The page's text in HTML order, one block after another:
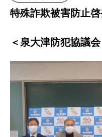
特殊詐欺被害防止
＜泉大津防犯協議会